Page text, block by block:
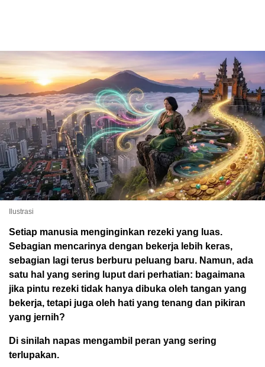
Ilustrasi
Setiap manusia menginginkan rezeki yang luas.
Sebagian mencarinya dengan bekerja lebih keras,
sebagian lagi terus berburu peluang baru. Namun, ada
satu hal yang sering luput dari perhatian: bagaimana
jika pintu rezeki tidak hanya dibuka oleh tangan yang
bekerja, tetapi juga oleh hati yang tenang dan pikiran
yang jernih?
Di sinilah napas mengambil peran yang sering
terlupakan.